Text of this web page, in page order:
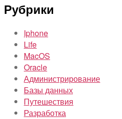
Рубрики
Iphone
Life
MacOS
Oracle
Администрирование
Базы данных
Путешествия
Разработка